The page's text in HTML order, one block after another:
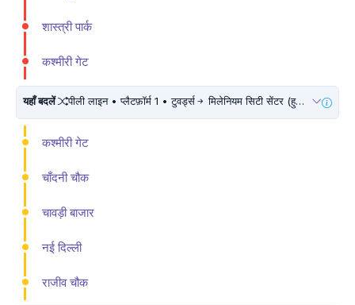
शास्त्री पार्क
कश्मीरी गेट
यहाँ बदलें पीली लाइन • प्लैटफ़ॉर्म 1 • टुवर्ड्स मिलेनियम सिटी सेंटर (हुडा सिटी सैंटर) • 10 मिनट चलें
कश्मीरी गेट
चाँदनी चौक
चावड़ी बाजार
नई दिल्ली
राजीव चौक